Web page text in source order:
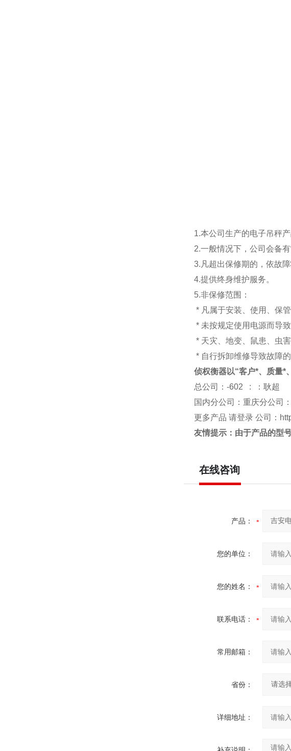
1.本公司生产的电子吊秤
2.一般情况下，公司会备
3.凡超出保修期的，依故
4.提供终身维护服务。
5.非保修范围：
* 凡属于安装、使用、保
* 未按规定使用电源而导致
* 天灾、地变、鼠患、虫害
* 自行拆卸维修导致故障的
侦权衡器以“客户*、质量*
总公司
：-602 : ：耿超
国内分公司：重庆分公司
更多产品 请登录 公司：
友情提示：由于产品的型
在线咨询
产品：
您的单位：
您的姓名：
联系电话：
常用邮箱：
省份：
详细地址：